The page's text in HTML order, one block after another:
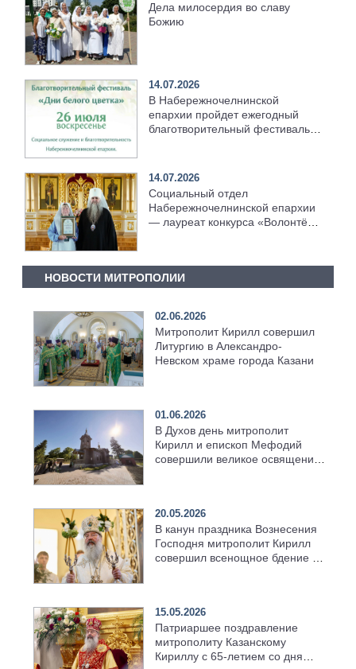
Дела милосердия во славу
Божию
14.07.2026
В Набережночелнинской
епархии пройдет ежегодный
благотворительный фестиваль
14.07.2026
Социальный отдел
Набережночелнинской епархии
— лауреат конкурса «Волонтёр
НОВОСТИ МИТРОПОЛИИ
02.06.2026
Митрополит Кирилл совершил
Литургию в Александро-
Невском храме города Казани
01.06.2026
В Духов день митрополит
Кирилл и епископ Мефодий
совершили великое освящение
20.05.2026
В канун праздника Вознесения
Господня митрополит Кирилл
совершил всенощное бдение в
15.05.2026
Патриаршее поздравление
митрополиту Казанскому
Кириллу с 65-летием со дня